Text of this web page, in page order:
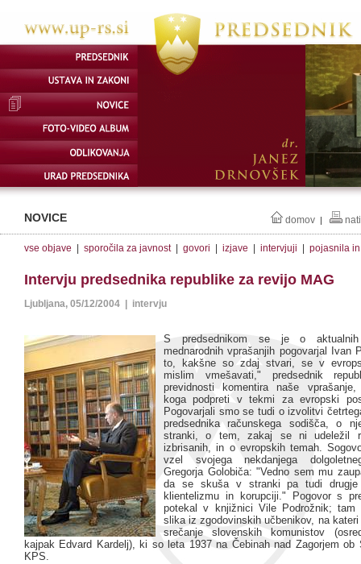
NOVICE domov |
vse objave sporočila za javnost| govori izjave intervjuji pojasnila
Intervju predsednika republike za revijo MAG
Ljubljana, 05/12/2004 | intervju
S predsednikom se je o
mednarodnih vprašanjih pogovarjal Ivan
to, kakšne so zdaj stvari, se v
mislim vmešavati," predsednik
previdnosti komentira naše
koga podpreti v tekmi za evropski
Pogovarjali smo se tudi o izvolitvi
predsednika računskega sodišča, o
stranki, o tem, zakaj se ni udeležil
izbrisanih, in o evropskih temah.
vzel svojega nekdanjega
Gregorja Golobiča: "Vedno sem mu
da se skuša v stranki pa tudi drugje
klientelizmu in korupciji." Pogovor s
potekal v knjižnici Vile Podrožnik;
slika iz zgodovinskih učbenikov, na kateri
srečanje slovenskih komunistov
kajpak Edvard Kardelj), ki so leta 1937 na Čebinah nad Zagorjem ob
KPS.